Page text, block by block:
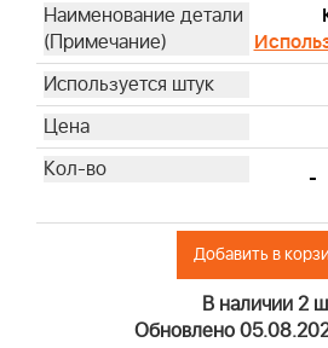
-
Добавить в
В наличии 2
Обновлено